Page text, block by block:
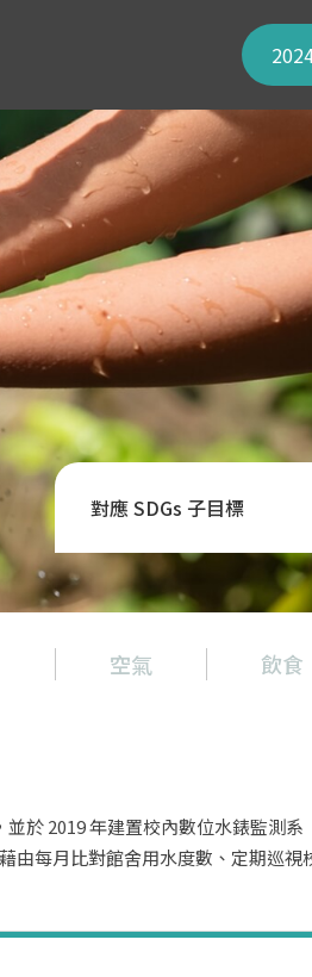
對應 SDGs 子目標
空氣 飲食
於 2019 年建置校內數位水錶監測系
由每月比對館舍用水度數、定期巡視